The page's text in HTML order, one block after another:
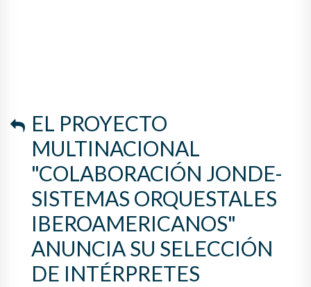
ANUNCIA SU SELECCIÓN DE
INTÉRPRETES
EL PROYECTO
MULTINACIONAL
"COLABORACIÓN JONDE-
SISTEMAS ORQUESTALES
IBEROAMERICANOS"
ANUNCIA SU SELECCIÓN
DE INTÉRPRETES